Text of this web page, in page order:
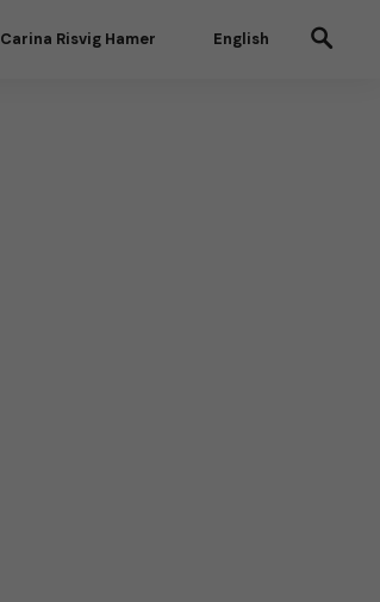
Carina Risvig Hamer English